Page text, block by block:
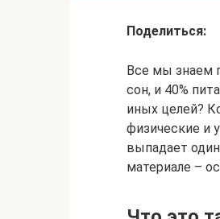
Поделиться:
Все мы знаем
сон, и 40%
иных целей?
физические и
выпадает
материале –